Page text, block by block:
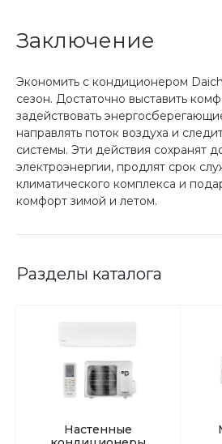
Заключение
Экономить с кондиционером
сезон. Достаточно выставить
задействовать
направлять поток воздуха и
системы. Эти действия сохранят
электроэнергии, продлят срок
климатического комплекса и
комфорт зимой и летом.
Разделы каталога
Настенные